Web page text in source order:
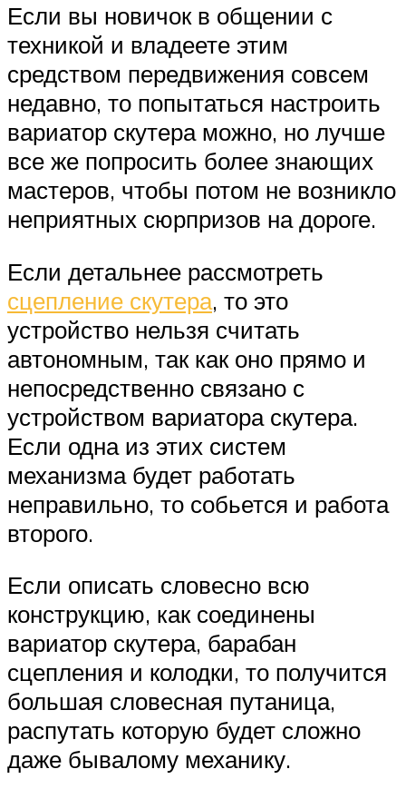
Если вы новичок в общении с
техникой и владеете этим
средством передвижения совсем
недавно, то попытаться настроить
вариатор скутера можно, но лучше
все же попросить более знающих
мастеров, чтобы потом не возникло
неприятных сюрпризов на дороге.
Если детальнее рассмотреть
сцепление скутера, то это
устройство нельзя считать
автономным, так как оно прямо и
непосредственно связано с
устройством вариатора скутера.
Если одна из этих систем
механизма будет работать
неправильно, то собьется и работа
второго.
Если описать словесно всю
конструкцию, как соединены
вариатор скутера, барабан
сцепления и колодки, то получится
большая словесная путаница,
распутать которую будет сложно
даже бывалому механику.